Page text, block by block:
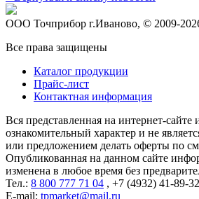
ООО Точприбор г.Иваново, © 2009-
Все права защищены
Каталог продукции
Прайс-лист
Контактная информация
Вся представленная на интернет-
ознакомительный характер и не
или предложением делать оферты по
Опубликованная на данном сайте
изменена в любое время без
Тел.: 8 800 777 71 04 , +7 (4932) 41-89-
E-mail: tpmarket@mail.ru